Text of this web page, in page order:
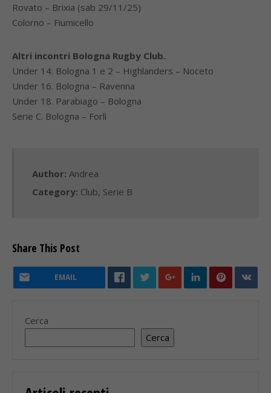
Rovato – Brixia (sab 29/11/25)
Colorno – Fiumicello
Altri incontri Bologna Rugby Club.
Under 14: Bologna 1 e 2 – Highlanders – Noceto
Under 16. Bologna – Ravenna
Under 18. Parabiago – Bologna
Serie C. Bologna – Forlì
Author: Andrea
Category: Club, Serie B
Share This Post
EMAIL
Cerca
Cerca